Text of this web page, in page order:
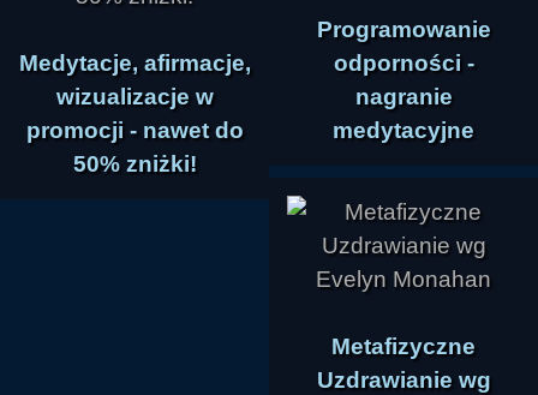
Medytacje, afirmacje,
wizualizacje w
promocji - nawet do
50% zniżki!
Programowanie
odporności -
nagranie
medytacyjne
Metafizyczne
Uzdrawianie wg